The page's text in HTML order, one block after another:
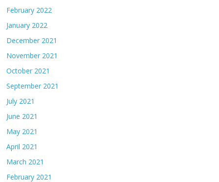
February 2022
January 2022
December 2021
November 2021
October 2021
September 2021
July 2021
June 2021
May 2021
April 2021
March 2021
February 2021